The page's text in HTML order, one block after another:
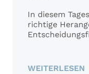
In diesem
richtige
WEITERLESEN